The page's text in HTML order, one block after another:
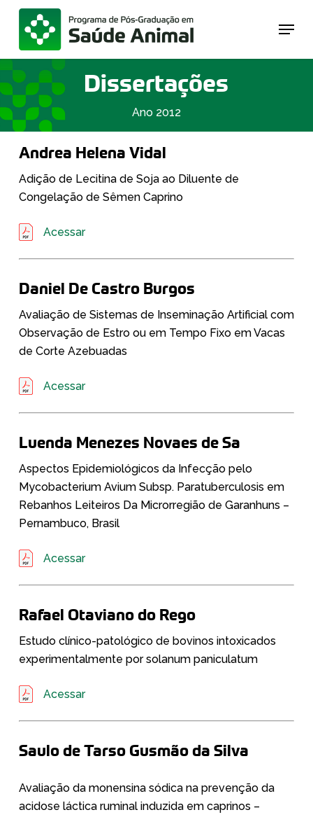
Skip
content
Menu
Dissertações
Ano 2012
Andrea Helena Vidal
Adição de Lecitina de Soja ao Diluente de
Congelação de Sêmen Caprino
Acessar
Daniel De Castro Burgos
Avaliação de Sistemas de Inseminação Artificial com
Observação de Estro ou em Tempo Fixo em Vacas
de Corte Azebuadas
Acessar
Luenda Menezes Novaes de Sa
Aspectos Epidemiológicos da Infecção pelo
Mycobacterium Avium Subsp. Paratuberculosis em
Rebanhos Leiteiros Da Microrregião de Garanhuns –
Pernambuco, Brasil
Acessar
Rafael Otaviano do Rego
Estudo clínico-patológico de bovinos intoxicados
experimentalmente por solanum paniculatum
Acessar
Saulo de Tarso Gusmão da Silva
Avaliação da monensina sódica na prevenção da
acidose láctica ruminal induzida em caprinos –